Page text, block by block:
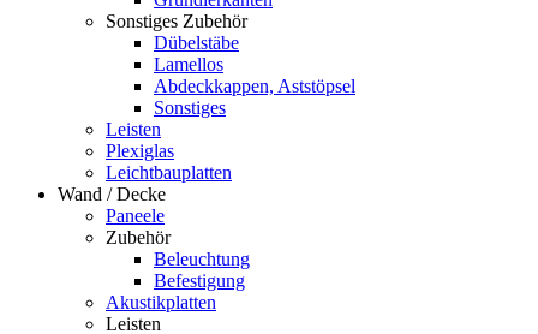
Sonstiges Zubehör
Dübelstäbe
Lamellos
Abdeckkappen, Aststöpsel
Sonstiges
Leisten
Plexiglas
Leichtbauplatten
Wand / Decke
Paneele
Zubehör
Beleuchtung
Befestigung
Akustikplatten
Leisten